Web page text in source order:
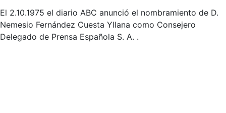
El 2.10.1975 el diario ABC anunció el nombramiento de D.
Nemesio Fernández Cuesta Yllana como Consejero
Delegado de Prensa Española S. A. .